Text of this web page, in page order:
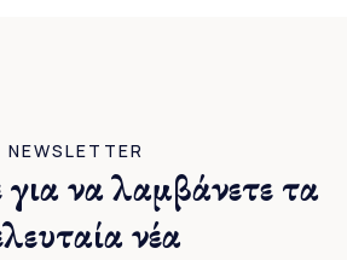
NEWSLETTER
για να λαμβάνετε τα
νέα